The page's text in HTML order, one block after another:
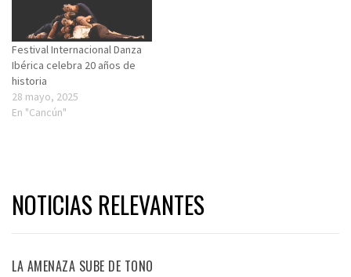
Festival Internacional Danza
Ibérica celebra 20 años de
historia
28 mayo, 2025
En "Cancún"
NOTICIAS RELEVANTES
LA AMENAZA SUBE DE TONO